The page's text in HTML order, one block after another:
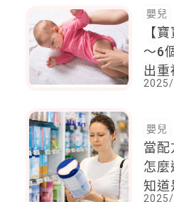
嬰兒
【
～6
出重
與照
表
嬰兒
當配
怎麼
知道